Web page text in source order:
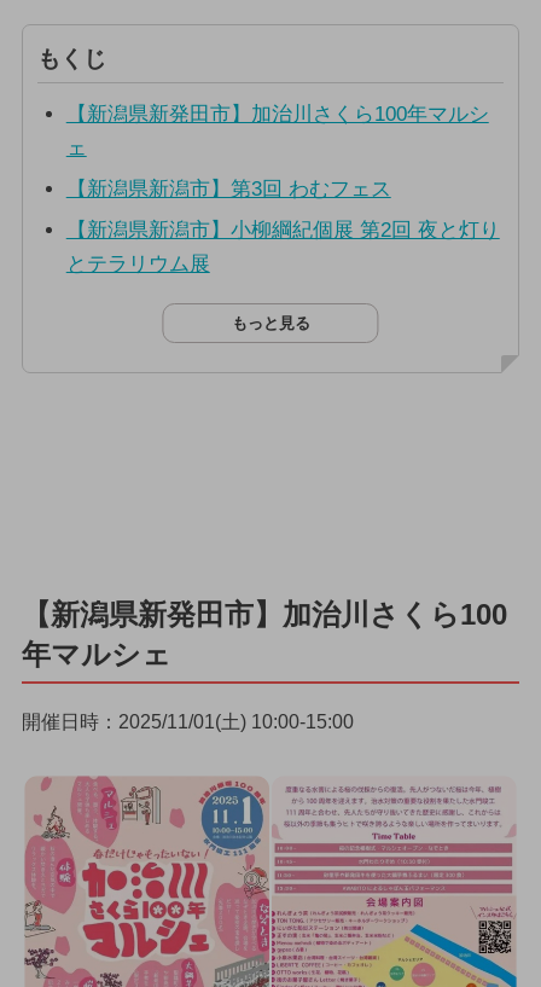
もくじ
【新潟県新発田市】加治川さくら100年マルシ
ェ
【新潟県新潟市】第3回 わむフェス
【新潟県新潟市】小柳綱紀個展 第2回 夜と灯り
とテラリウム展
もっと見る
【新潟県新発田市】加治川さくら100
年マルシェ
開催日時：2025/11/01(土) 10:00-15:00